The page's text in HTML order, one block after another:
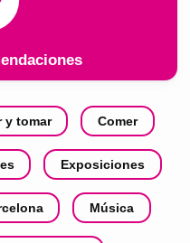
y tomar Comer
Exposiciones
Música